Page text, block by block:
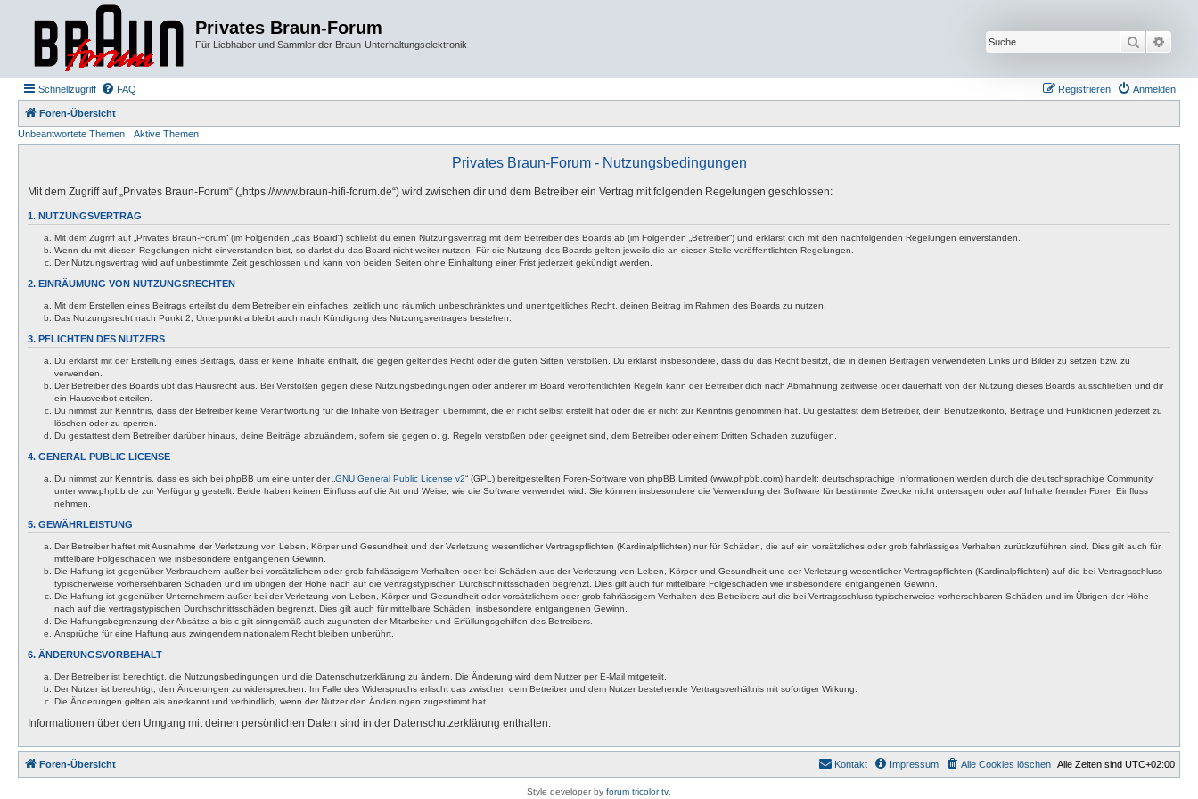
Privates Braun-Forum
Für Liebhaber und Sammler der Braun-Unterhaltungselektronik Suche
Schnellzugriff FAQ Anmelden
Registrieren
Foren-Übersicht
Unbeantwortete Themen
Aktive Themen
Privates Braun-Forum - Nutzungsbedingungen
Mit dem Zugriff auf „Privates Braun-Forum“ („https://www.braun-hifi-forum.de“) wird zwischen dir und dem Betreiber ein Vertrag mit folgenden Regelungen geschlossen:
1. NUTZUNGSVERTRAG
Mit dem Zugriff auf „Privates Braun-Forum“ (im Folgenden „das Board“) schließt du einen Nutzungsvertrag mit dem Betreiber des Boards ab (im Folgenden „Betreiber“) und erklärst dich mit den nachfolgenden Regelungen einverstanden.
Wenn du mit diesen Regelungen nicht einverstanden bist, so darfst du das Board nicht weiter nutzen. Für die Nutzung des Boards gelten jeweils die an dieser Stelle veröffentlichten Regelungen.
Der Nutzungsvertrag wird auf unbestimmte Zeit geschlossen und kann von beiden Seiten ohne Einhaltung einer Frist jederzeit gekündigt werden.
2. EINRÄUMUNG VON NUTZUNGSRECHTEN
Mit dem Erstellen eines Beitrags erteilst du dem Betreiber ein einfaches, zeitlich und räumlich unbeschränktes und unentgeltliches Recht, deinen Beitrag im Rahmen des Boards zu nutzen.
Das Nutzungsrecht nach Punkt 2, Unterpunkt a bleibt auch nach Kündigung des Nutzungsvertrages bestehen.
3. PFLICHTEN DES NUTZERS
Du erklärst mit der Erstellung eines Beitrags, dass er keine Inhalte enthält, die gegen geltendes Recht oder die guten Sitten verstoßen. Du erklärst insbesondere, dass du das Recht besitzt, die in deinen Beiträgen verwendeten Links und Bilder zu setzen bzw. zu
verwenden.
Der Betreiber des Boards übt das Hausrecht aus. Bei Verstößen gegen diese Nutzungsbedingungen oder anderer im Board veröffentlichten Regeln kann der Betreiber dich nach Abmahnung zeitweise oder dauerhaft von der Nutzung dieses Boards ausschließen und dir
ein Hausverbot erteilen.
Du nimmst zur Kenntnis, dass der Betreiber keine Verantwortung für die Inhalte von Beiträgen übernimmt, die er nicht selbst erstellt hat oder die er nicht zur Kenntnis genommen hat. Du gestattest dem Betreiber, dein Benutzerkonto, Beiträge und Funktionen jederzeit zu
löschen oder zu sperren.
Du gestattest dem Betreiber darüber hinaus, deine Beiträge abzuändern, sofern sie gegen o. g. Regeln verstoßen oder geeignet sind, dem Betreiber oder einem Dritten Schaden zuzufügen.
4. GENERAL PUBLIC LICENSE
Du nimmst zur Kenntnis, dass es sich bei phpBB um eine unter der „ GNU General Public License v2“ (GPL) bereitgestellten Foren-Software von phpBB Limited (www.phpbb.com) handelt; deutschsprachige Informationen werden durch die deutschsprachige Community
unter www.phpbb.de zur Verfügung gestellt. Beide haben keinen Einfluss auf die Art und Weise, wie die Software verwendet wird. Sie können insbesondere die Verwendung der Software für bestimmte Zwecke nicht untersagen oder auf Inhalte fremder Foren Einfluss
nehmen.
5. GEWÄHRLEISTUNG
Der Betreiber haftet mit Ausnahme der Verletzung von Leben, Körper und Gesundheit und der Verletzung wesentlicher Vertragspflichten (Kardinalpflichten) nur für Schäden, die auf ein vorsätzliches oder grob fahrlässiges Verhalten zurückzuführen sind. Dies gilt auch für
mittelbare Folgeschäden wie insbesondere entgangenen Gewinn.
Die Haftung ist gegenüber Verbrauchern außer bei vorsätzlichem oder grob fahrlässigem Verhalten oder bei Schäden aus der Verletzung von Leben, Körper und Gesundheit und der Verletzung wesentlicher Vertragspflichten (Kardinalpflichten) auf die bei Vertragsschluss
typischerweise vorhersehbaren Schäden und im übrigen der Höhe nach auf die vertragstypischen Durchschnittsschäden begrenzt. Dies gilt auch für mittelbare Folgeschäden wie insbesondere entgangenen Gewinn.
Die Haftung ist gegenüber Unternehmern außer bei der Verletzung von Leben, Körper und Gesundheit oder vorsätzlichem oder grob fahrlässigem Verhalten des Betreibers auf die bei Vertragsschluss typischerweise vorhersehbaren Schäden und im Übrigen der Höhe
nach auf die vertragstypischen Durchschnittsschäden begrenzt. Dies gilt auch für mittelbare Schäden, insbesondere entgangenen Gewinn.
Die Haftungsbegrenzung der Absätze a bis c gilt sinngemäß auch zugunsten der Mitarbeiter und Erfüllungsgehilfen des Betreibers.
Ansprüche für eine Haftung aus zwingendem nationalem Recht bleiben unberührt.
6. ÄNDERUNGSVORBEHALT
Der Betreiber ist berechtigt, die Nutzungsbedingungen und die Datenschutzerklärung zu ändern. Die Änderung wird dem Nutzer per E-Mail mitgeteilt.
Der Nutzer ist berechtigt, den Änderungen zu widersprechen. Im Falle des Widerspruchs erlischt das zwischen dem Betreiber und dem Nutzer bestehende Vertragsverhältnis mit sofortiger Wirkung.
Die Änderungen gelten als anerkannt und verbindlich, wenn der Nutzer den Änderungen zugestimmt hat.
Informationen über den Umgang mit deinen persönlichen Daten sind in der Datenschutzerklärung enthalten.
Foren-Übersicht Alle Zeiten sind UTC+02:00
Alle Cookies löschen
Impressum
Kontakt
Style developer by forum tricolor tv